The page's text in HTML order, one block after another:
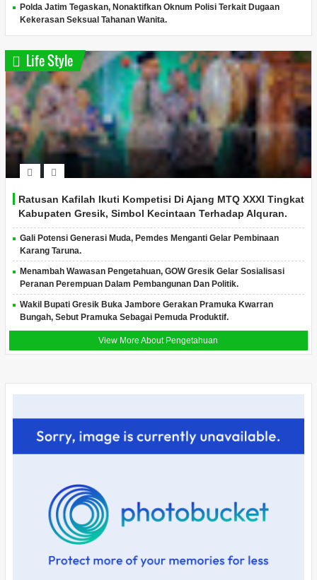
Polda Jatim Tegaskan, Nonaktifkan Oknum Polisi Terkait Dugaan
Kekerasan Seksual Tahanan Wanita.
Life Style
Ratusan Kafilah Ikuti Kompetisi Di Ajang MTQ XXXI Tingkat
Kabupaten Gresik, Simbol Kecintaan Terhadap Alquran.
Gali Potensi Generasi Muda, Pemdes Menganti Gelar Pembinaan
Karang Taruna.
Menambah Wawasan Pengetahuan, GOW Gresik Gelar Sosialisasi
Peranan Perempuan Dalam Pembangunan Dan Politik.
Wakil Bupati Gresik Buka Jambore Gerakan Pramuka Kwarran
Bungah, Sebut Pramuka Sebagai Pemuda Produktif.
View More About Pengetahuan